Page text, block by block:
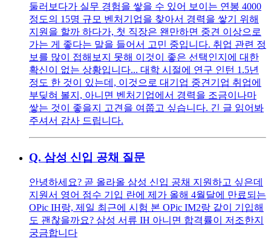
둘러보다가 실무 경험을 쌓을 수 있어 보이는 연봉 4000
정도의 15명 규모 벤처기업을 찾아서 경력을 쌓기 위해
지원을 할까 하다가, 첫 직장은 왠만하면 중견 이상으로
가는 게 좋다는 말을 들어서 고민 중입니다. 취업 관련 정
보를 많이 접해보지 못해 이것이 좋은 선택인지에 대한
확신이 없는 상황입니다... 대학 시절에 연구 인턴 1.5년
정도 한 것이 있는데, 이것으로 대기업 중견기업 취업에
부딪혀 볼지, 아니면 벤처기업에서 경력을 조금이나마
쌓는 것이 좋을지 고견을 여쭙고 싶습니다. 긴 글 읽어봐
주셔서 감사 드립니다.
Q. 삼성 신입 공채 질문
안녕하세요? 곧 올라올 삼성 신입 공채 지원하고 싶은데
지원서 영어 점수 기입 란에 제가 올해 4월달에 만료되는
OPic IH랑, 제일 최근에 시험 본 OPic IM2랑 같이 기입해
도 괜찮을까요? 삼성 서류 IH 아니면 합격률이 저조한지
궁금합니다